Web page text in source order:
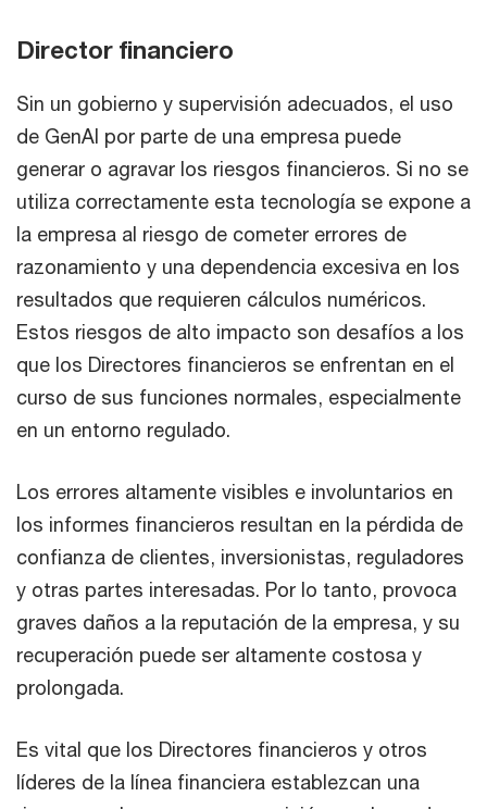
Director financiero
Sin un gobierno y supervisión adecuados, el uso
de GenAI por parte de una empresa puede
generar o agravar los riesgos financieros. Si no se
utiliza correctamente esta tecnología se expone a
la empresa al riesgo de cometer errores de
razonamiento y una dependencia excesiva en los
resultados que requieren cálculos numéricos.
Estos riesgos de alto impacto son desafíos a los
que los Directores financieros se enfrentan en el
curso de sus funciones normales, especialmente
en un entorno regulado.
Los errores altamente visibles e involuntarios en
los informes financieros resultan en la pérdida de
confianza de clientes, inversionistas, reguladores
y otras partes interesadas. Por lo tanto, provoca
graves daños a la reputación de la empresa, y su
recuperación puede ser altamente costosa y
prolongada.
Es vital que los Directores financieros y otros
líderes de la línea financiera establezcan una